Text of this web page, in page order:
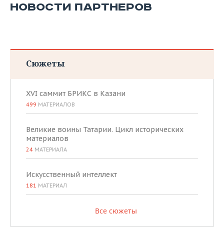
НОВОСТИ ПАРТНЕРОВ
Сюжеты
XVI саммит БРИКС в Казани
499 МАТЕРИАЛОВ
Великие воины Татарии. Цикл исторических
материалов
24 МАТЕРИАЛА
Искусственный интеллект
181 МАТЕРИАЛ
Все сюжеты